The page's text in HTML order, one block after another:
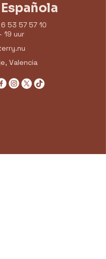
6 53 57 57 10
19 uur
Valencia